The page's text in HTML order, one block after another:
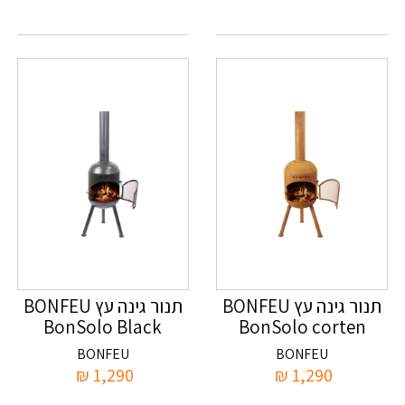
תנור גינה עץ BONFEU
BonSolo corten
BONFEU
1,290
₪
תנור גינה עץ BONFEU
BonSolo Black
BONFEU
1,290
₪